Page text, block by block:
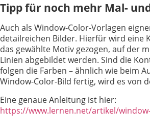
Tipp für noch mehr Mal-
Auch als Window-Color-Vorlagen
detailreichen Bilder. Hierfür wird eine
das gewählte Motiv gezogen, auf der
Linien abgebildet werden. Sind die
folgen die Farben – ähnlich wie beim
Window-Color-Bild fertig, wird es von
Eine genaue Anleitung ist hier:
https://www.lernen.net/artikel/